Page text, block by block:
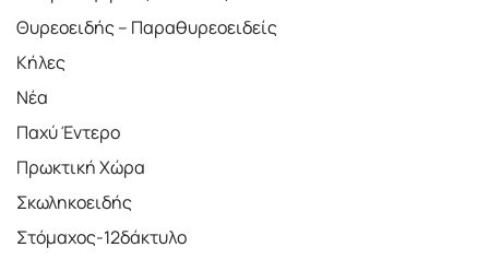
Θυρεοειδής – Παραθυρεοειδείς
Κήλες
Νέα
Παχύ Έντερο
Πρωκτική Χώρα
Σκωληκοειδής
Στόμαχος-12δάκτυλο